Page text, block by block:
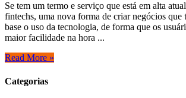
Se tem um termo e serviço que está em alta
fintechs, uma nova forma de criar negócios que
base o uso da tecnologia, de forma que os
maior facilidade na hora ...
Read More »
Categorias